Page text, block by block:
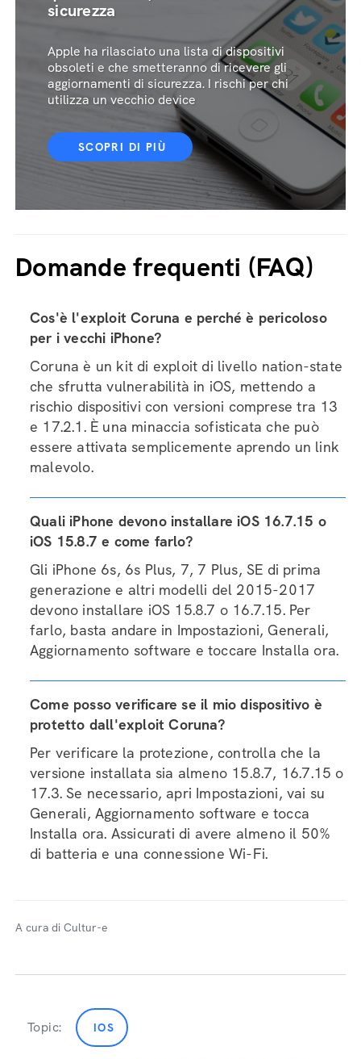
sicurezza
Apple ha rilasciato una lista di dispositivi
obsoleti e che smetteranno di ricevere gli
aggiornamenti di sicurezza. I rischi per chi
utilizza un vecchio device
SCOPRI DI PIÙ
Domande frequenti (FAQ)
Cos'è l'exploit Coruna e perché è pericoloso
per i vecchi iPhone?
Coruna è un kit di exploit di livello nation-state
che sfrutta vulnerabilità in iOS, mettendo a
rischio dispositivi con versioni comprese tra 13
e 17.2.1. È una minaccia sofisticata che può
essere attivata semplicemente aprendo un link
malevolo.
Quali iPhone devono installare iOS 16.7.15 o
iOS 15.8.7 e come farlo?
Gli iPhone 6s, 6s Plus, 7, 7 Plus, SE di prima
generazione e altri modelli del 2015-2017
devono installare iOS 15.8.7 o 16.7.15. Per
farlo, basta andare in Impostazioni, Generali,
Aggiornamento software e toccare Installa ora.
Come posso verificare se il mio dispositivo è
protetto dall'exploit Coruna?
Per verificare la protezione, controlla che la
versione installata sia almeno 15.8.7, 16.7.15 o
17.3. Se necessario, apri Impostazioni, vai su
Generali, Aggiornamento software e tocca
Installa ora. Assicurati di avere almeno il 50%
di batteria e una connessione Wi-Fi.
A cura di Cultur-e
Topic: IOS